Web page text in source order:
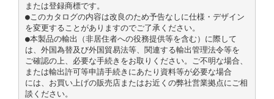
または登録商標です。
●このカタログの内容は改良のため予告なしに仕様・デザイン
を変更することがありますのでご了承ください。
●本製品の輸出（非居住者への役務提供等を含む）に際して
は、外国為替及び外国貿易法等、関連する輸出管理法令等を
ご確認の上、必要な手続きをお取りください。ご不明な場合、
または輸出許可等申請手続きにあたり資料等が必要な場合
には、お買い上げの販売店またはお近くの弊社営業拠点にご相
談ください。